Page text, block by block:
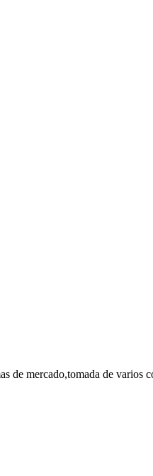
de mercado,tomada de varios